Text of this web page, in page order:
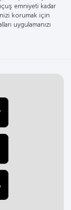
emniyeti kadar
korumak için
uygulamanızı